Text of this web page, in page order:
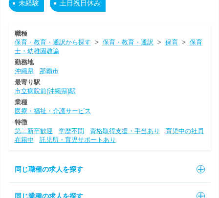
未経験 土日祝日休み
職種
保育・教育・通訳から探す > 保育・教育・通訳 > 保育> 保育
士・幼稚園教諭
勤務地
沖縄県
那覇市
最寄り駅
市立病院前(沖縄県)駅
業種
医療・福祉・介護サービス
特徴
第二新卒歓迎
学歴不問 資格取得支援・手当あり
育児中の社員
在籍中
託児所・育児サポートあり
同じ職種の求人を探す
同じ業種の求人を探す